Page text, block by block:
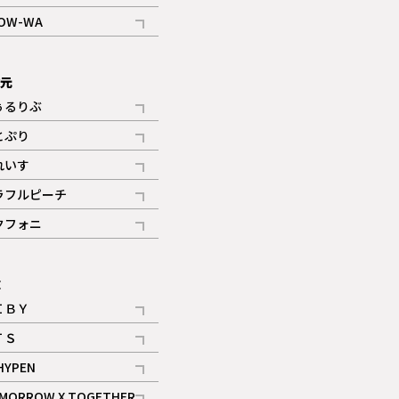
事
WA
事
るりぶ
事
ぷり
事
ャラリー
いす
事
ャラリー
フルピーチ
事
フォニ
事
Ｙ
事
事
事